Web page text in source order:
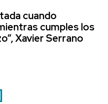
cuando
cumples los
Xavier Serrano